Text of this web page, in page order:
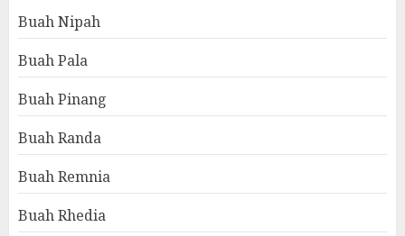
Buah Nipah
Buah Pala
Buah Pinang
Buah Randa
Buah Remnia
Buah Rhedia